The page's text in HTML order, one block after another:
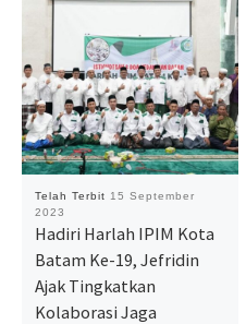
Telah Terbit 15 September
2023
Hadiri Harlah IPIM Kota
Batam Ke-19, Jefridin
Ajak Tingkatkan
Kolaborasi Jaga